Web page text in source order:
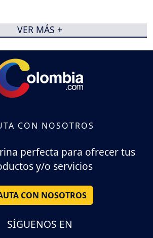
VER MÁS +
CON NOSOTROS
perfecta para ofrecer tus
y/o servicios
CON NOSOTROS
SÍGUENOS EN